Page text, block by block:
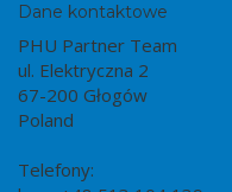
Dane kontaktowe
PHU Partner Team
ul. Elektryczna 2
67-200 Głogów
Poland
Telefony: